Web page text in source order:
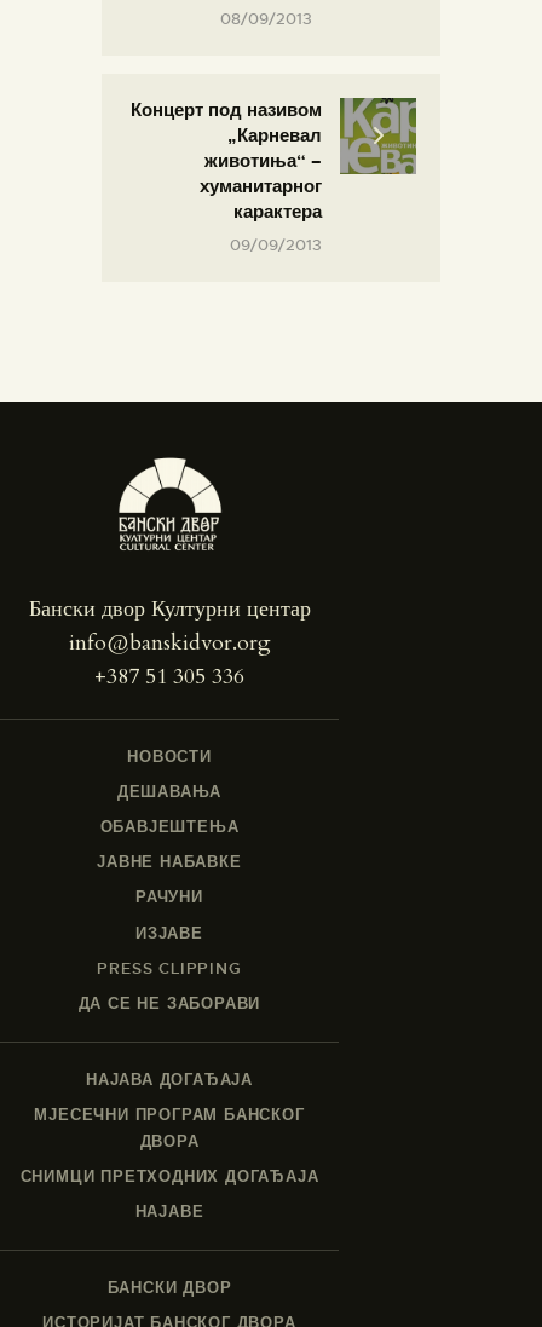
08/09/2013
Концерт под називом
„Карневал
животиња“ –
хуманитарног
карактера
09/09/2013
Бански двор Културни центар
info@banskidvor.org
+387 51 305 336
НОВОСТИ
ДЕШАВАЊА
ОБАВЈЕШТЕЊА
ЈАВНЕ НАБАВКЕ
РАЧУНИ
ИЗЈАВЕ
PRESS CLIPPING
ДА СЕ НЕ ЗАБОРАВИ
НАЈАВА ДОГАЂАЈА
МЈЕСЕЧНИ ПРОГРАМ БАНСКОГ
ДВОРА
СНИМЦИ ПРЕТХОДНИХ ДОГАЂАЈА
НАЈАВЕ
БАНСКИ ДВОР